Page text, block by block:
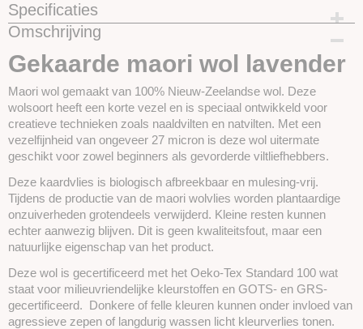
Specificaties
Productcode
Omschrijving
Gekaarde maori wol lavender
Maori wol gemaakt van 100% Nieuw-Zeelandse wol. Deze
wolsoort heeft een korte vezel en is speciaal ontwikkeld voor
creatieve technieken zoals naaldvilten en natvilten. Met een
vezelfijnheid van ongeveer 27 micron is deze wol uitermate
geschikt voor zowel beginners als gevorderde viltliefhebbers.
Deze kaardvlies is biologisch afbreekbaar en mulesing-vrij.
Tijdens de productie van de maori wolvlies worden plantaardige
onzuiverheden grotendeels verwijderd. Kleine resten kunnen
echter aanwezig blijven. Dit is geen kwaliteitsfout, maar een
natuurlijke eigenschap van het product.
Deze wol is gecertificeerd met het Oeko-Tex Standard 100 wat
staat voor milieuvriendelijke kleurstoffen en GOTS- en GRS-
gecertificeerd. Donkere of felle kleuren kunnen onder invloed van
agressieve zepen of langdurig wassen licht kleurverlies tonen.